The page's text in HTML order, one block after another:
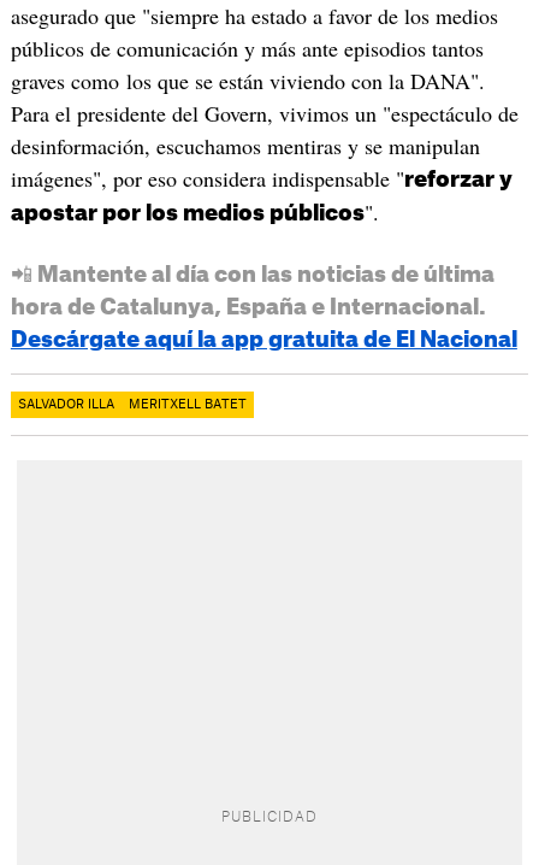
asegurado que "siempre ha estado a favor de los medios
públicos de comunicación y más ante episodios tantos
graves como los que se están viviendo con la DANA".
Para el presidente del Govern, vivimos un "espectáculo de
desinformación, escuchamos mentiras y se manipulan
imágenes", por eso considera indispensable "reforzar y
apostar por los medios públicos".
📲 Mantente al día con las noticias de última
hora de Catalunya, España e Internacional.
Descárgate aquí la app gratuita de El Nacional
SALVADOR ILLA MERITXELL BATET